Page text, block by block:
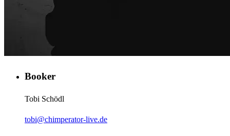
Booker
Tobi Schödl
tobi@chimperator-live.de